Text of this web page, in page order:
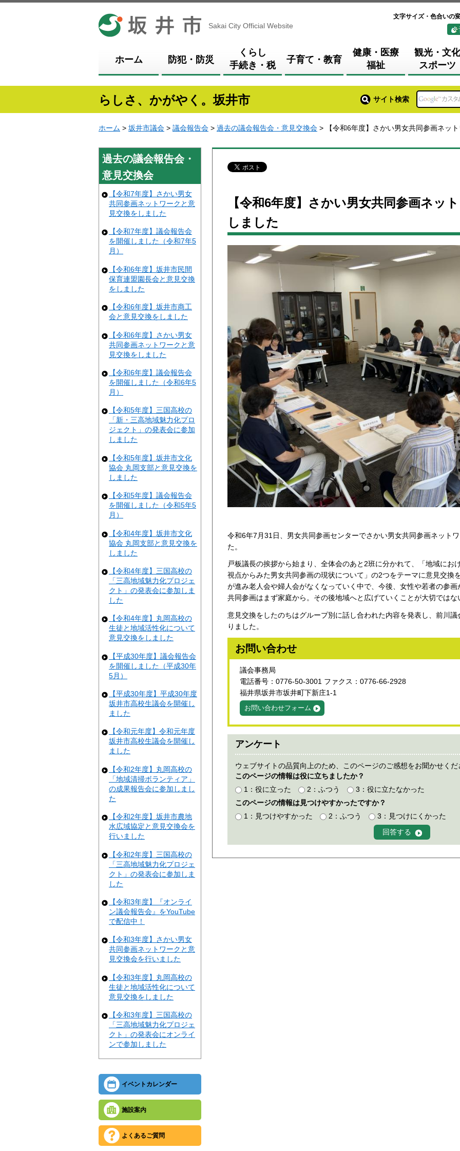
坂井市
Sakai City Official Website
文字サイズ・色合いの
ホーム 防犯・防災
くらし
手続き・税
子育て・教育
健康・医療
福祉
観光・文化
スポーツ
らしさ、かがやく。坂井市 サイト検索
ホーム > 坂井市議会 > 議会報告会 > 過去の議会報告会・意見交換会 > 【令和6年度】さかい男女共同参画ネッ
過去の議会報告会・
意見交換会
【令和7年度】さかい男女
共同参画ネットワークと意
見交換をしました
【令和7年度】議会報告会
を開催しました（令和7年5
月）
【令和6年度】坂井市民間
保育連盟園長会と意見交換
をしました
【令和6年度】坂井市商工
会と意見交換をしました
【令和6年度】さかい男女
共同参画ネットワークと意
見交換をしました
【令和6年度】議会報告会
を開催しました（令和6年5
月）
【令和5年度】三国高校の
「新・三高地域魅力化プロ
ジェクト」の発表会に参加
しました
【令和5年度】坂井市文化
協会 丸岡支部と意見交換を
しました
【令和5年度】議会報告会
を開催しました（令和5年5
月）
【令和4年度】坂井市文化
協会 丸岡支部と意見交換を
しました
【令和4年度】三国高校の
「三高地域魅力化プロジェ
クト」の発表会に参加しま
した
【令和4年度】丸岡高校の
生徒と地域活性化について
意見交換をしました
【平成30年度】議会報告会
を開催しました（平成30年
5月）
【平成30年度】平成30年度
坂井市高校生議会を開催し
ました
【令和元年度】令和元年度
坂井市高校生議会を開催し
ました
【令和2年度】丸岡高校の
「地域清掃ボランティア」
の成果報告会に参加しまし
た
【令和2年度】坂井市農地
水広域協定と意見交換会を
行いました
【令和2年度】三国高校の
「三高地域魅力化プロジェ
クト」の発表会に参加しま
した
【令和3年度】『オンライ
ン議会報告会』をYouTube
で配信中！
【令和3年度】さかい男女
共同参画ネットワークと意
見交換会を行いました
【令和3年度】丸岡高校の
生徒と地域活性化について
意見交換をしました
【令和3年度】三国高校の
「三高地域魅力化プロジェ
クト」の発表会にオンライ
ンで参加しました
イベントカレンダー
施設案内
よくあるご質問
【令和6年度】さかい男女共同参画ネッ
しました
令和6年7月31日、男女共同参画センターでさかい男女共同参画ネット
た。
戸板議長の挨拶から始まり、全体会のあと2班に分かれて、「地域にお
視点からみた男女共同参画の現状について」の2つをテーマに意見交換
が進み老人会や婦人会がなくなっていく中で、今後、女性や若者の参
共同参画はまず家庭から。その後地域へと広げていくことが大切では
意見交換をしたのちはグループ別に話し合われた内容を発表し、前川
りました。
お問い合わせ
議会事務局
電話番号：0776-50-3001 ファクス：0776-66-2928
福井県坂井市坂井町下新庄1-1
お問い合わせフォーム
アンケート
ウェブサイトの品質向上のため、このページのご感想をお聞かせくだ
このページの情報は役に立ちましたか？
1：役に立った
2：ふつう
3：役に立たなかった
このページの情報は見つけやすかったですか？
1：見つけやすかった
2：ふつう 3：見つけにくかった